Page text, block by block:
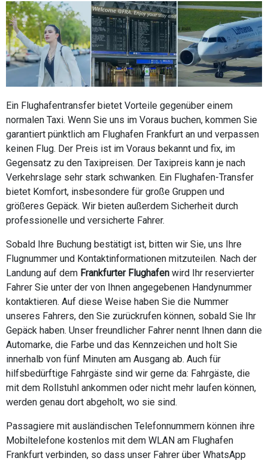
Ein Flughafentransfer bietet Vorteile gegenüber einem
normalen Taxi. Wenn Sie uns im Voraus buchen, kommen Sie
garantiert pünktlich am Flughafen Frankfurt an und verpassen
keinen Flug. Der Preis ist im Voraus bekannt und fix, im
Gegensatz zu den Taxipreisen. Der Taxipreis kann je nach
Verkehrslage sehr stark schwanken. Ein Flughafen-Transfer
bietet Komfort, insbesondere für große Gruppen und
größeres Gepäck. Wir bieten außerdem Sicherheit durch
professionelle und versicherte Fahrer.
Sobald Ihre Buchung bestätigt ist, bitten wir Sie, uns Ihre
Flugnummer und Kontaktinformationen mitzuteilen. Nach der
Landung auf dem Frankfurter Flughafen wird Ihr reservierter
Fahrer Sie unter der von Ihnen angegebenen Handynummer
kontaktieren. Auf diese Weise haben Sie die Nummer
unseres Fahrers, den Sie zurückrufen können, sobald Sie Ihr
Gepäck haben. Unser freundlicher Fahrer nennt Ihnen dann die
Automarke, die Farbe und das Kennzeichen und holt Sie
innerhalb von fünf Minuten am Ausgang ab. Auch für
hilfsbedürftige Fahrgäste sind wir gerne da: Fahrgäste, die
mit dem Rollstuhl ankommen oder nicht mehr laufen können,
werden genau dort abgeholt, wo sie sind.
Passagiere mit ausländischen Telefonnummern können ihre
Mobiltelefone kostenlos mit dem WLAN am Flughafen
Frankfurt verbinden, so dass unser Fahrer über WhatsApp